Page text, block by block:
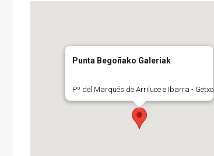
Punta Begoñako Galeriak
Pº del Marqués de Arriluce e Ibarra - Getxo